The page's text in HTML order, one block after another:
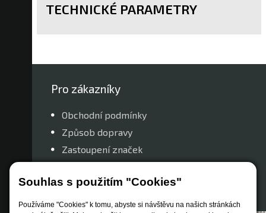
Souhlas s použitím "Cookies"
Používáme "Cookies" k tomu, abyste si návštěvu na našich stránkách
TECHNICKÉ PARAMETRY
Pro zákazníky
Obchodní podmínky
Způsob dopravy
Zastoupení značek
Nastavení soukromí